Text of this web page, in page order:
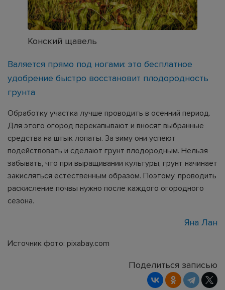
Конский щавель
Валяется прямо под ногами: это бесплатное
удобрение быстро восстановит плодородность
грунта
Обработку участка лучше проводить в осенний период.
Для этого огород перекапывают и вносят выбранные
средства на штык лопаты. За зиму они успеют
подействовать и сделают грунт плодородным. Нельзя
забывать, что при выращивании культуры, грунт начинает
закисляться естественным образом. Поэтому, проводить
раскисление почвы нужно после каждого огородного
сезона.
Яна Лан
Источник фото: pixabay.com
Поделиться записью